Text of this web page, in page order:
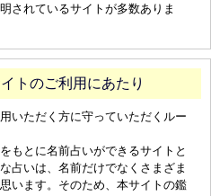
されているサイトが多数ありま
トのご利用にあたり
いただく方に守っていただくルー
もとに名前占いができるサイトと
占いは、名前だけでなくさまざま
います。そのため、本サイトの鑑